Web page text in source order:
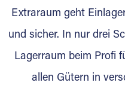
Marktgerechte
Digitale
Gewinnung von
Extraraum geht
und sicher. In nur drei
Lagerraum beim Profi
allen Gütern in